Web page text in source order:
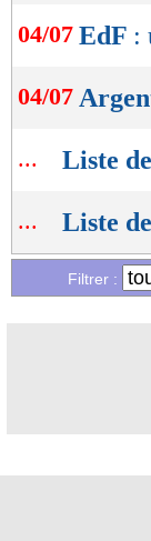
04/07 EdF :
04/07
... Liste
... Liste
Filtrer :